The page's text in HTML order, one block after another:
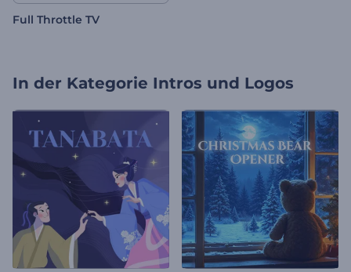
Full Throttle TV
In der Kategorie Intros und Logos